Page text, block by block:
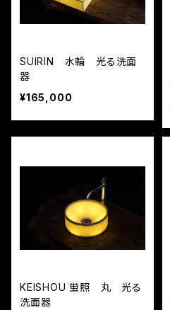
SUIRIN 水輪 光る洗面
器
¥165,000
KEISHOU 蛍照 丸 光る
洗面器